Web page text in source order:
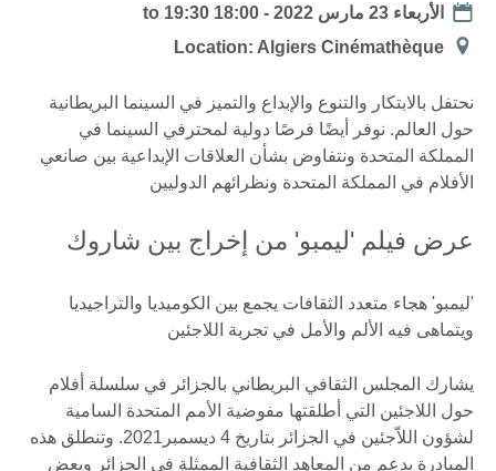
Date
الأربعاء 23 مارس 2022 - 18:00
to
19:30
الموقع
Location: Algiers Cinémathèque
نحتفل بالابتكار والتنوع والإبداع والتميز في السينما البريطانية
حول العالم. نوفر أيضًا فرصًا دولية لمحترفي السينما في
المملكة المتحدة ونتفاوض بشأن العلاقات الإبداعية بين صانعي
الأفلام في المملكة المتحدة ونظرائهم الدوليين
عرض فيلم 'ليمبو' من إخراج بين شاروك
'ليمبو' هجاء متعدد الثقافات يجمع بين الكوميديا والتراجيديا
ويتماهى فيه الألم والأمل في تجربة اللاجئين
يشارك المجلس الثقافي البريطاني بالجزائر في سلسلة أفلام
حول اللاجئين التي أطلقتها مفوضية الأمم المتحدة السامية
لشؤون اللاّجئين في الجزائر بتاريخ 4 ديسمبر2021. وتنطلق هذه
المبادرة بدعم من المعاهد الثقافية الممثلة في الجزائر وبعض